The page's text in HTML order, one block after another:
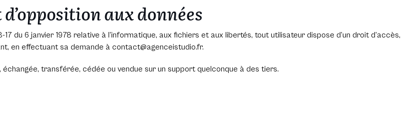
aux données
du 6 janvier 1978 relative à l’informatique, aux fichiers et aux libertés, tout utilisateur dispose d’un droit d’accès,
en effectuant sa demande à contact@agenceistudio.fr.
transférée, cédée ou vendue sur un support quelconque à des tiers.